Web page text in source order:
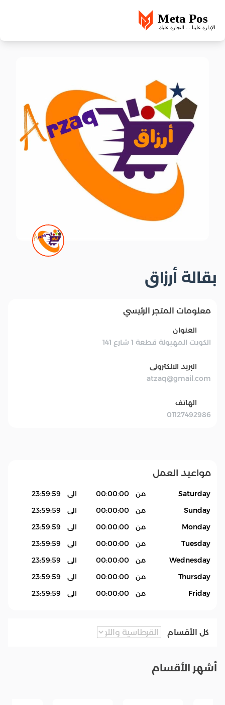
بقالة أرزاق
معلومات المتجر الرئيسي
العنوان
الكويت المهبولة قطعة 1 شارع 141
البريد الالكترونى
atzaq@gmail.com
الهاتف
01127492986
مواعيد العمل
Saturday من 00:00:00 الى
23:59:59
Sunday
من 00:00:00 الى
23:59:59
Monday
من 00:00:00 الى
23:59:59
Tuesday
من 00:00:00 الى
23:59:59
Wednesday
من 00:00:00 الى
23:59:59
Thursday
من 00:00:00 الى
23:59:59
Friday
من 00:00:00 الى 23:59:59
كل الأقسام
أشهر الأقسام